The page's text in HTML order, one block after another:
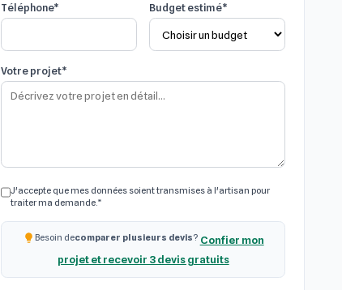
Téléphone* Budget estimé*
Votre projet*
J'accepte que mes données soient transmises à l'artisan pour
traiter ma demande.*
Besoin decomparer plusieurs devis? Confier mon
projet et recevoir 3 devis gratuits